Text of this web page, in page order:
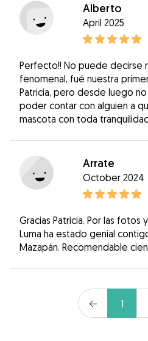
Alberto
April 2025
Perfecto!! No puede decirse
fenomenal, fué nuestra
Patricia, pero desde luego no
poder contar con alguien a
mascota con toda
Arrate
October 2024
Gracias Patricia. Por las
Luma ha estado genial
Mazapán. Recomendable
1